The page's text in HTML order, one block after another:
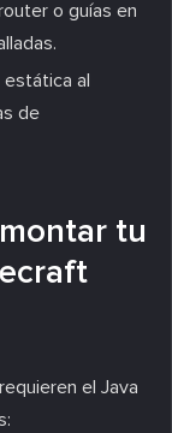
o guías en
estática al
de
tu
el Java